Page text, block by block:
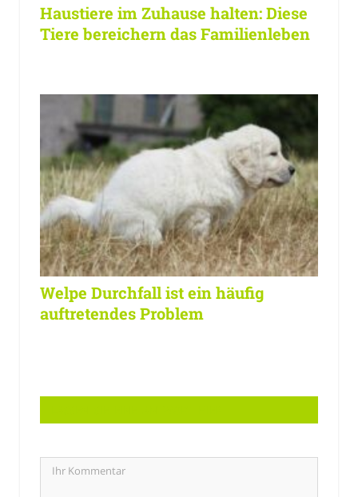
Haustiere im Zuhause halten: Diese
Tiere bereichern das Familienleben
Welpe Durchfall ist ein häufig
auftretendes Problem